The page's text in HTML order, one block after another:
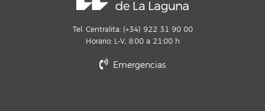
Tel. Centralita: (+34) 922 31 90 00
Horario: L-V, 8:00 a 21:00 h
Emergencias